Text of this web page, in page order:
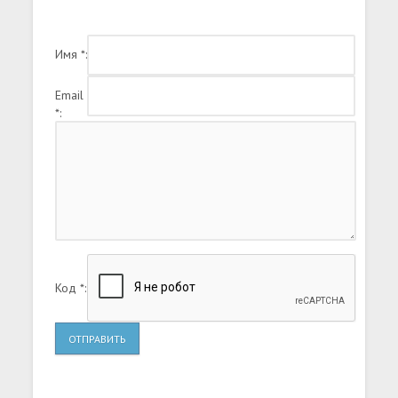
Имя *:
Email
*:
Код *:
ОТПРАВИТЬ